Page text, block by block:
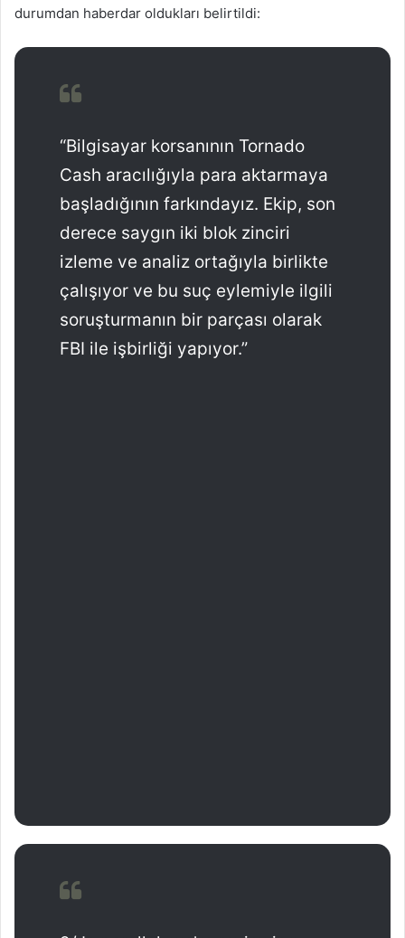
durumdan haberdar oldukları belirtildi:
“Bilgisayar korsanının Tornado
Cash aracılığıyla para aktarmaya
başladığının farkındayız. Ekip, son
derece saygın iki blok zinciri
izleme ve analiz ortağıyla birlikte
çalışıyor ve bu suç eylemiyle ilgili
soruşturmanın bir parçası olarak
FBI ile işbirliği yapıyor.”